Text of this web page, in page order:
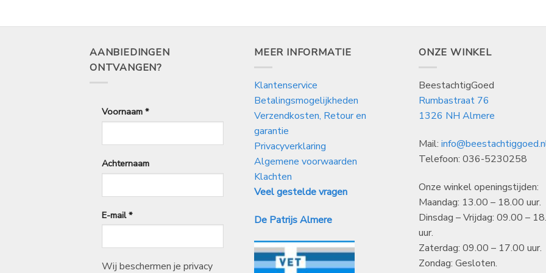
AANBIEDINGEN
ONTVANGEN?
Voornaam *
Achternaam
E-mail*
Wij beschermen je privacy
MEER INFORMATIE
Klantenservice
Betalingsmogelijkheden
Verzendkosten, Retour en
garantie
Privacyverklaring
Algemene voorwaarden
Klachten
Veel gestelde vragen
De Patrijs Almere
ONZE WINKEL
BeestachtigGoed
Rumbastraat 76
1326 NH Almere
Mail:
Telefoon: 036-5230258
Onze winkel openingstijden:
Maandag: 13.00 – 18.00 uur.
Dinsdag – Vrijdag: 09.00 –
uur.
Zaterdag: 09.00 – 17.00 uur.
Zondag: Gesloten.